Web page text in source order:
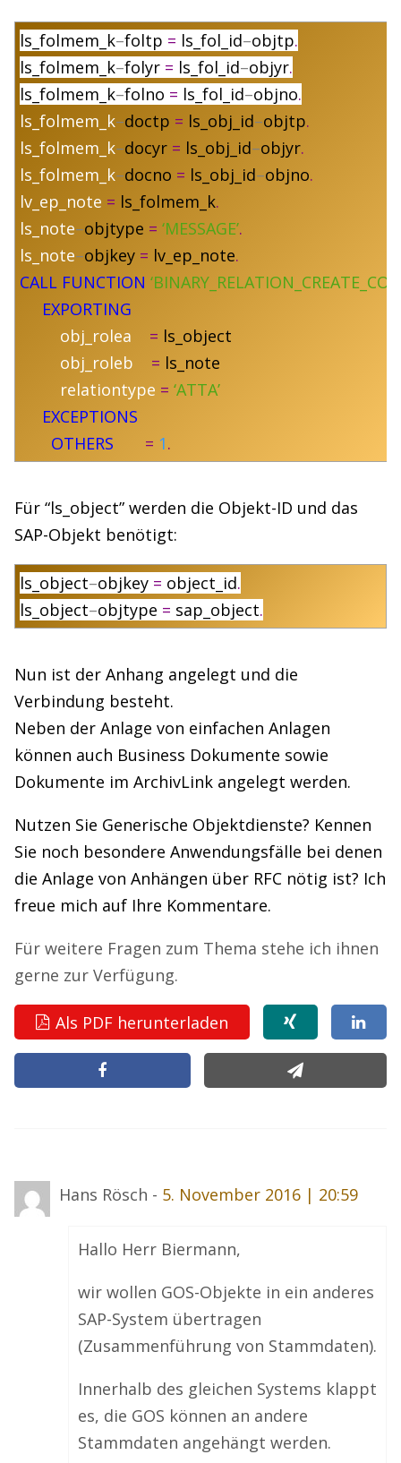
ls_folmem_k–foltp = ls_fol_id–objtp.
ls_folmem_k–folyr = ls_fol_id–objyr.
ls_folmem_k–folno = ls_fol_id–objno.
ls_folmem_k–doctp = ls_obj_id–objtp.
ls_folmem_k–docyr = ls_obj_id–objyr.
ls_folmem_k–docno = ls_obj_id–objno.
lv_ep_note = ls_folmem_k.
ls_note–objtype = ‘MESSAGE’.
ls_note–objkey = lv_ep_note.
CALL FUNCTION
EXPORTING
obj_rolea = ls_object
obj_roleb = ls_note
relationtype = ‘ATTA’
EXCEPTIONS
OTHERS = 1.
Für “ls_object” werden die Objekt-ID und das
SAP-Objekt benötigt:
ls_object–objkey = object_id.
ls_object–objtype = sap_object.
Nun ist der Anhang angelegt und die
Verbindung besteht.
Neben der Anlage von einfachen Anlagen
können auch Business Dokumente sowie
Dokumente im ArchivLink angelegt werden.
Nutzen Sie Generische Objektdienste? Kennen
Sie noch besondere Anwendungsfälle bei denen
die Anlage von Anhängen über RFC nötig ist? Ich
freue mich auf Ihre Kommentare.
Für weitere Fragen zum Thema stehe ich ihnen
gerne zur Verfügung.
Als PDF herunterladen
Hans Rösch - 5. November 2016 | 20:59
Hallo Herr Biermann,
wir wollen GOS-Objekte in ein anderes
SAP-System übertragen
(Zusammenführung von Stammdaten).
Innerhalb des gleichen Systems klappt
es, die GOS können an andere
Stammdaten angehängt werden.